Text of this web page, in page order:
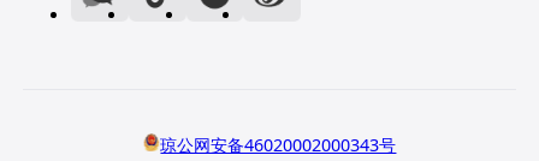
琼公网安备46020002000343号